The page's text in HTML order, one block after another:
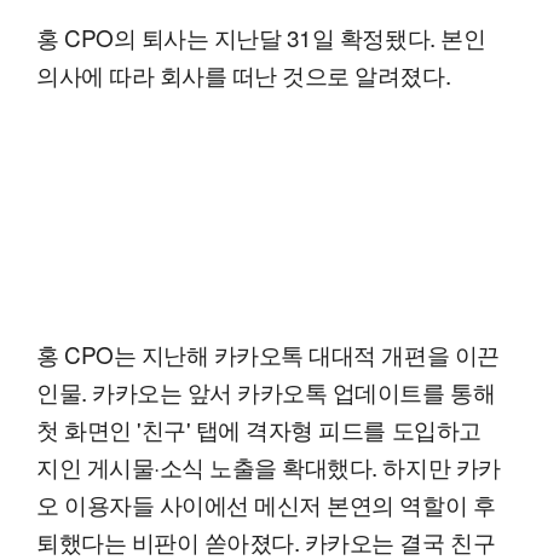
홍 CPO의 퇴사는 지난달 31일 확정됐다. 본인
의사에 따라 회사를 떠난 것으로 알려졌다.
홍 CPO는 지난해 카카오톡 대대적 개편을 이끈
인물. 카카오는 앞서 카카오톡 업데이트를 통해
첫 화면인 '친구' 탭에 격자형 피드를 도입하고
지인 게시물·소식 노출을 확대했다. 하지만 카카
오 이용자들 사이에선 메신저 본연의 역할이 후
퇴했다는 비판이 쏟아졌다. 카카오는 결국 친구